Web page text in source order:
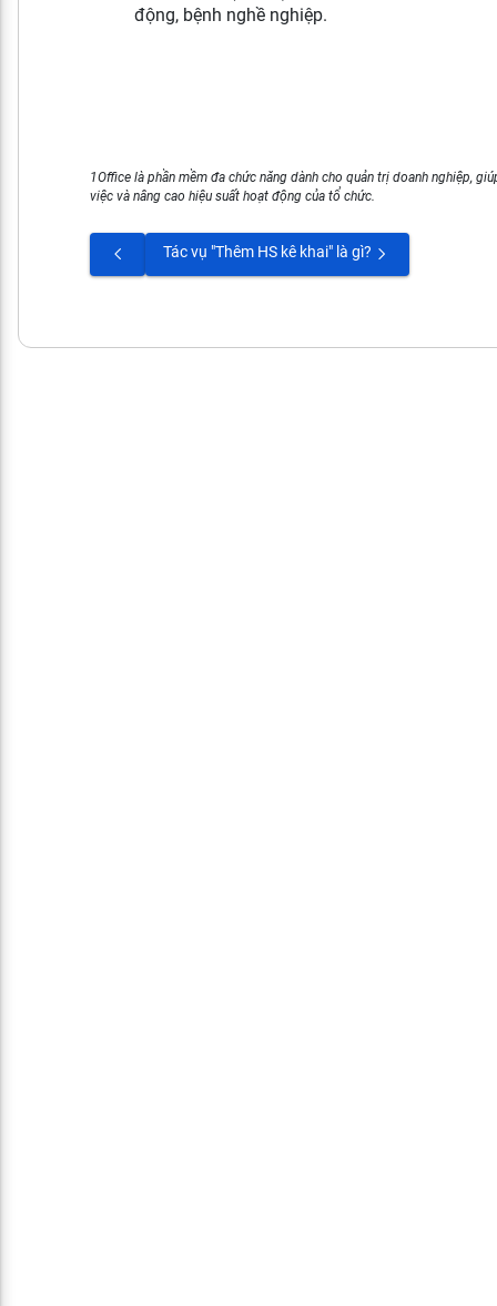
động, bệnh nghề nghiệp.
1Office là phần mềm đa chức năng dành cho quản trị doanh nghiệp,
việc và nâng cao hiệu suất hoạt động của tổ chức.
Tác vụ "Thêm HS kê khai" là gì?